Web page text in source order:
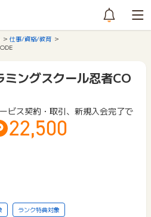
仕事/資格/教育
ミングスクール忍者CO
ビス契約・取引、新規入会完了で
22,500
ランク特典対象